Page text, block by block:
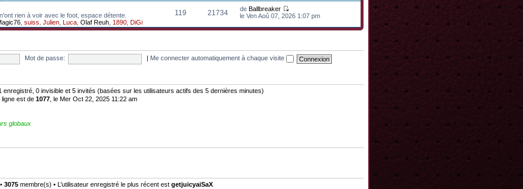
rien à voir avec le foot, espace détente.
suiss Julien Luca Olaf Reuh 1890 DiGi
119 21734 deBallbreaker
le Ven Aoû 07, 2026 1:07 pm
Mot de passe: Me connecter automatiquement à chaque visite
enregistré, 0 invisible et 5 invités (basées sur les utilisateurs actifs des 5 dernières minutes)
ligne est de 1077 , le Mer Oct 22, 2025 11:22 am
globaux
3075 membre(s) • L’utilisateur enregistré le plus récent est getjuicyaiSaX